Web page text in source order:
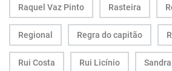
Raquel Vaz Pinto Rasteira
Regional Regra do capitão
Rui Costa Rui Licínio